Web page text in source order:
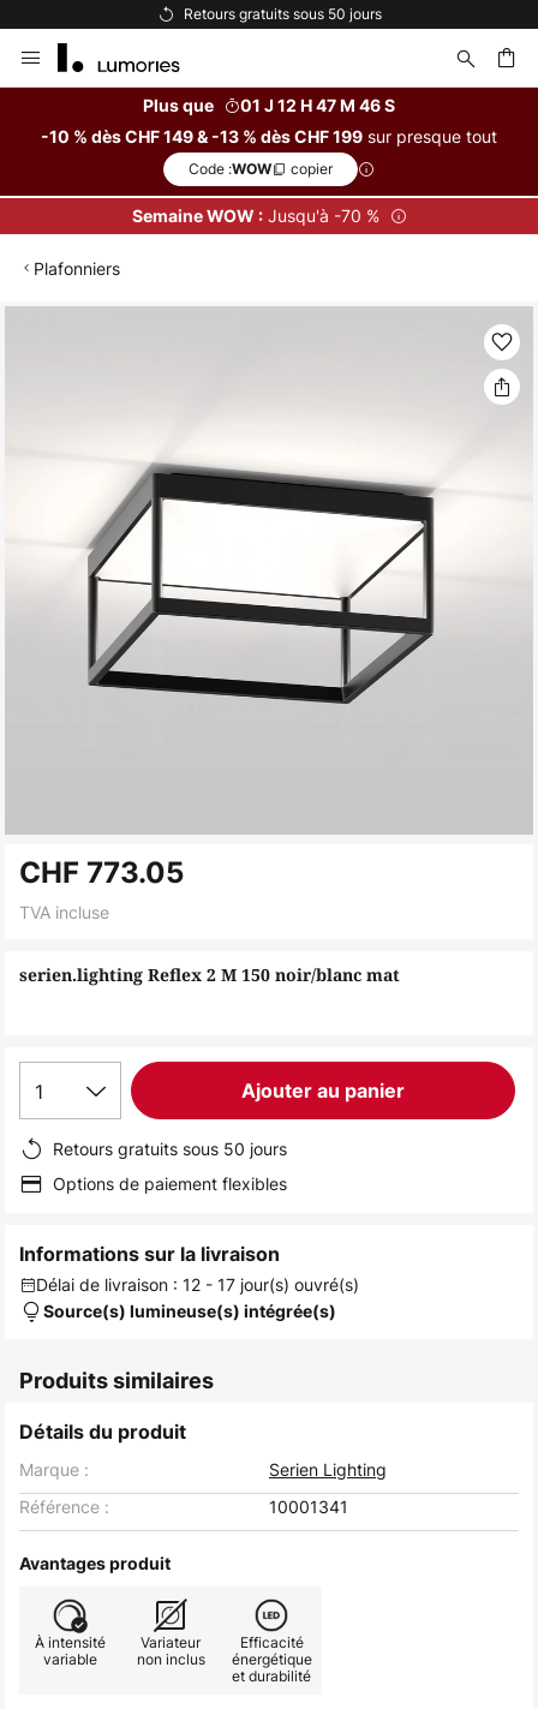
Retours gratuits sous 50 jours
Allez
au
Plus que
01 J 12 H 47 M 46 S
-10 % dès CHF 149 & -13 % dès CHF 199 sur presque tout
Code :WOW copier
Semaine WOW :Jusqu'à -70 %
Plafonniers
to
the
of
gallery
serien.lighting Reflex 2 M 150 noir/blanc mat
CHF 773.05
TVA incluse
1 Ajouter au panier
Retours gratuits sous 50 jours
Options de paiement flexibles
Informations sur la livraison
Délai de livraison : 12 - 17 jour(s) ouvré(s)
Source(s) lumineuse(s) intégrée(s)
Produits similaires
Détails du produit
Marque :
Serien Lighting
Référence :
10001341
Avantages produit
À intensité
variable
Variateur
non inclus
Efficacité
énergétique
et durabilité